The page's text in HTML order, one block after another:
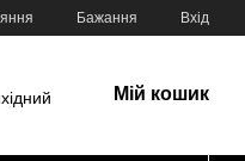
Бажання Вхід
Мій кошик